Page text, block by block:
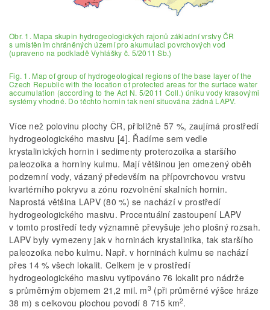
Obr. 1. Mapa skupin hydrogeologických rajonů základní vrstvy ČR
s umístěním chráněných území pro akumulaci povrchových vod
(upraveno na podkladě Vyhlášky č. 5/2011 Sb.)
Fig. 1. Map of group of hydrogeological regions of the base layer of the
Czech Republic with the location of protected areas for the surface water
accumulation (according to the Act N. 5/2011 Coll.) úniku vody krasovými
systémy vhodné. Do těchto hornin tak není situována žádná LAPV.
Více než polovinu plochy ČR, přibližně 57 %, zaujímá prostředí
hydrogeologického masivu [4]. Řadíme sem vedle
krystalinických hornin i sedimenty proterozoika a staršího
paleozoika a horniny kulmu. Mají většinou jen omezený oběh
podzemní vody, vázaný především na přípovrchovou vrstvu
kvartérního pokryvu a zónu rozvolnění skalních hornin.
Naprostá většina LAPV (80 %) se nachází v prostředí
hydrogeologického masivu. Procentuální zastoupení LAPV
v tomto prostředí tedy významně převyšuje jeho plošný rozsah.
LAPV byly vymezeny jak v horninách krystalinika, tak staršího
paleozoika nebo kulmu. Např. v horninách kulmu se nachází
přes 14 % všech lokalit. Celkem je v prostředí
hydrogeologického masivu vytipováno 76 lokalit pro nádrže
s průměrným objemem 21,2 mil. m3(při průměrné výšce hráze
38 m) s celkovou plochou povodí 8 715 km2.